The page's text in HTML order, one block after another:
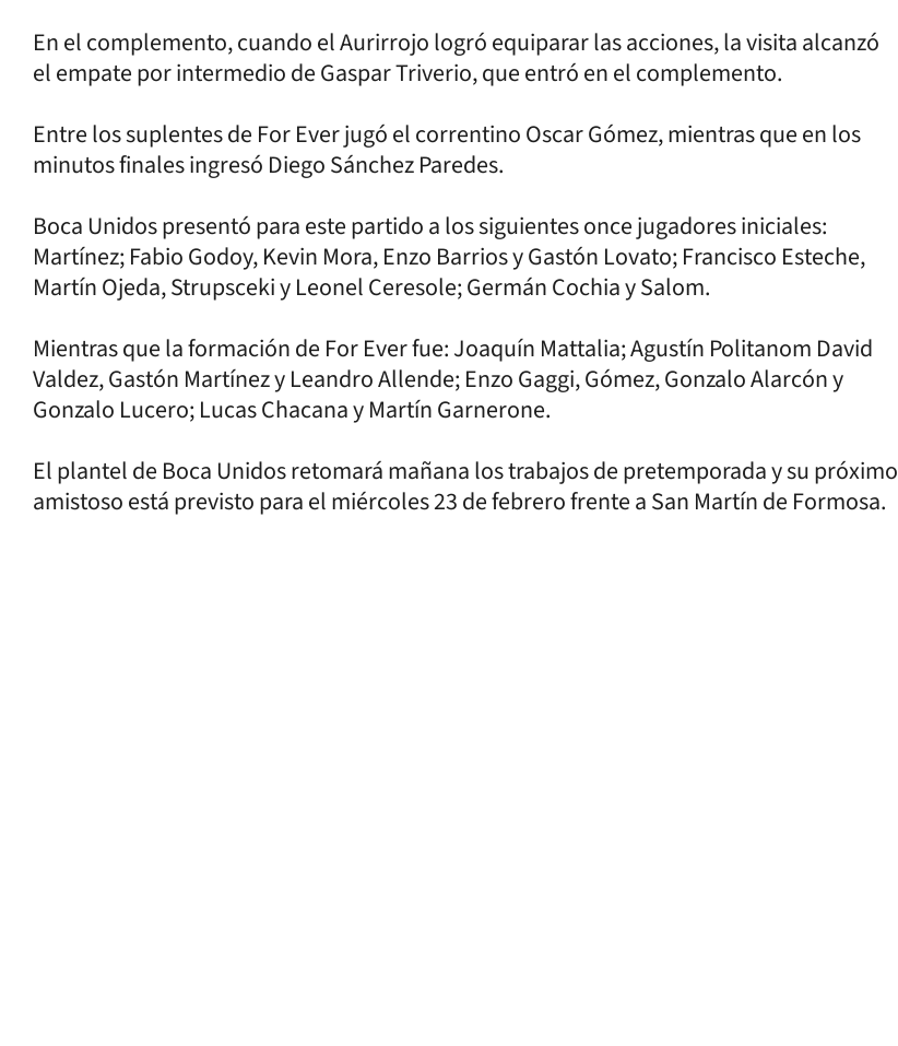
En el complemento, cuando el Aurirrojo logró equiparar las acciones, la visita alcanzó
el empate por intermedio de Gaspar Triverio, que entró en el complemento.
Entre los suplentes de For Ever jugó el correntino Oscar Gómez, mientras que en los
minutos finales ingresó Diego Sánchez Paredes.
Boca Unidos presentó para este partido a los siguientes once jugadores iniciales:
Martínez; Fabio Godoy, Kevin Mora, Enzo Barrios y Gastón Lovato; Francisco Esteche,
Martín Ojeda, Strupsceki y Leonel Ceresole; Germán Cochia y Salom.
Mientras que la formación de For Ever fue: Joaquín Mattalia; Agustín Politanom David
Valdez, Gastón Martínez y Leandro Allende; Enzo Gaggi, Gómez, Gonzalo Alarcón y
Gonzalo Lucero; Lucas Chacana y Martín Garnerone.
El plantel de Boca Unidos retomará mañana los trabajos de pretemporada y su próximo
amistoso está previsto para el miércoles 23 de febrero frente a San Martín de Formosa.